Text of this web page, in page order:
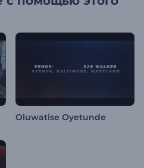
Oluwatise Oyetunde